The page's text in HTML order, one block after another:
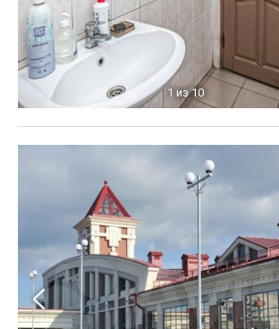
1 из 10